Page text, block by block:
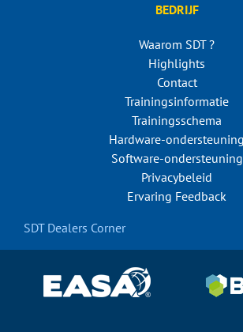
BEDRIJF
Waarom SDT ?
Highlights
Contact
Trainingsinformatie
Trainingsschema
Hardware-ondersteuning
Software-ondersteuning
Privacybeleid
Ervaring Feedback
SDT Dealers Corner